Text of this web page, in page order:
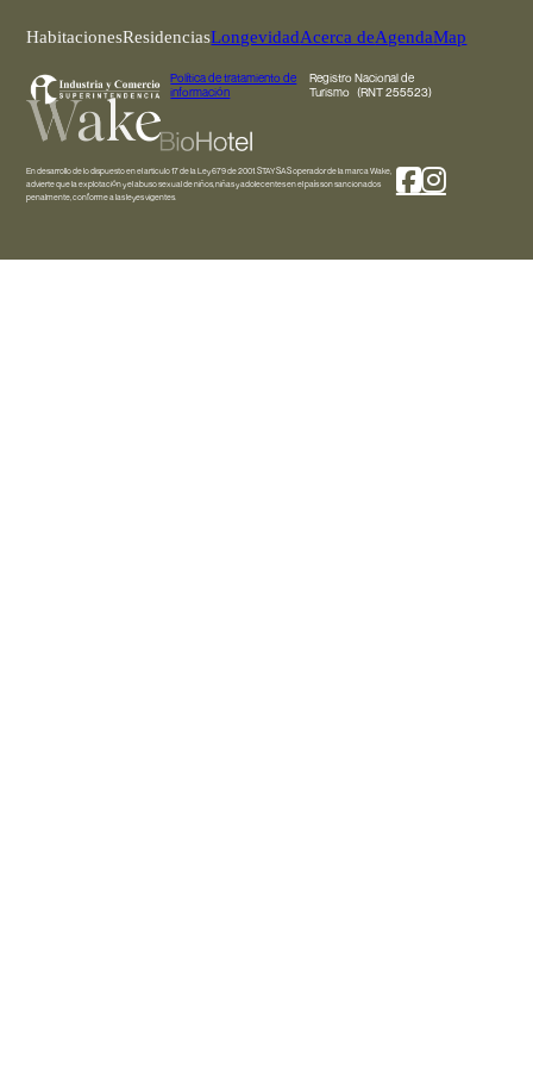
HabitacionesResidenciasLongevidadAcerca deAgendaMap
Política de tratamiento de
información
Registro Nacional de
Turismo (RNT 255523)
En desarrollo de lo dispuesto en el articulo 17 de la Ley 679 de 2001. STAY SAS operador de la marca Wake,
advierte que la explotación y el abuso sexual de niños, niñas y adolecentes en el país son sancionados
penalmente, conforme a las leyes vigentes.